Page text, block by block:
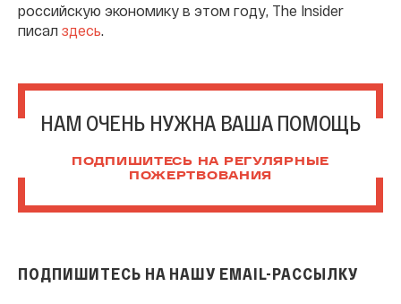
российскую экономику в этом году, The Insider
писал здесь.
НАМ ОЧЕНЬ НУЖНА ВАША ПОМОЩЬ
ПОДПИШИТЕСЬ НА РЕГУЛЯРНЫЕ
ПОЖЕРТВОВАНИЯ
ПОДПИШИТЕСЬ НА НАШУ EMAIL-РАССЫЛКУ